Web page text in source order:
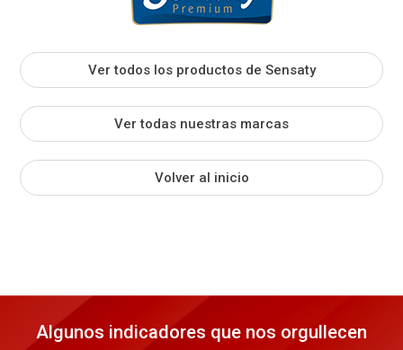
Ver todos los productos de Sensaty
Ver todas nuestras marcas
Volver al inicio
Algunos indicadores que nos orgullecen